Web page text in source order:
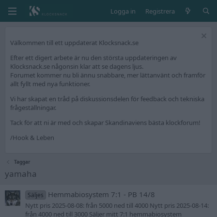
Logga in Registrera
Välkommen till ett uppdaterat Klocksnack.se
Efter ett digert arbete är nu den största uppdateringen av
Klocksnack.se någonsin klar att se dagens ljus.
Forumet kommer nu bli ännu snabbare, mer lättanvänt och framför
allt fyllt med nya funktioner.
Vi har skapat en tråd på diskussionsdelen för feedback och tekniska
frågeställningar.
Tack för att ni är med och skapar Skandinaviens bästa klockforum!
/Hook & Leben
Taggar
yamaha
Säljes Hemmabiosystem 7:1 - PB 14/8
Nytt pris 2025-08-08: från 5000 ned till 4000 Nytt pris 2025-08-14:
från 4000 ned till 3000 Säljer mitt 7:1 hemmabiosystem